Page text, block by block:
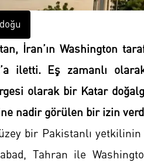
İran’ın Washington
iletti. Eş zamanlı
olarak bir Katar
nadir görülen bir izin
bir Pakistanlı yetkilinin
Tahran ile